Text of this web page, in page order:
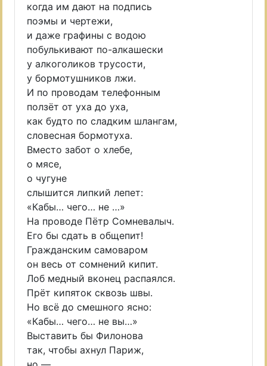
когда им дают на подпись
поэмы и чертежи,
и даже графины с водою
побулькивают по-алкашески
у алкоголиков трусости,
у бормотушников лжи.
И по проводам телефонным
ползёт от уха до уха,
как будто по сладким шлангам,
словесная бормотуха.
Вместо забот о хлебе,
о мясе,
о чугуне
слышится липкий лепет:
«Кабы… чего… не …»
На проводе Пётр Сомневалыч.
Его бы сдать в общепит!
Гражданским самоваром
он весь от сомнений кипит.
Лоб медный вконец распаялся.
Прёт кипяток сквозь швы.
Но всё до смешного ясно:
«Кабы… чего… не вы…»
Выставить бы Филонова
так, чтобы ахнул Париж,